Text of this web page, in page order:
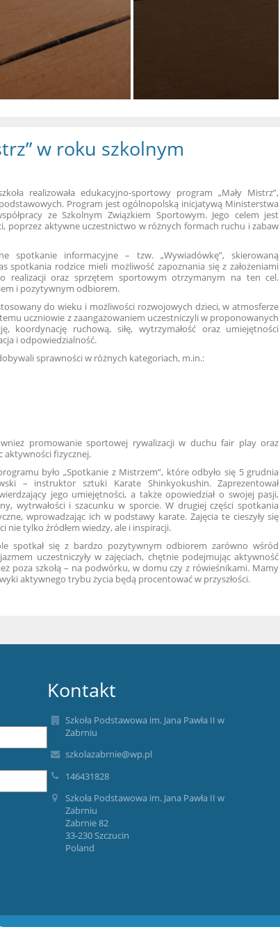
w roku szkolnym
realizowała edukacyjno-sportowy program „Mały Mistrz”,
Program jest ogólnopolską inicjatywą Ministerstwa
ze Szkolnym Związkiem Sportowym. Jego celem jest
poprzez aktywne uczestnictwo w różnych formach ruchu i zabaw
spotkanie informacyjne – tzw. „Wywiadówkę”, skierowaną
spotkania rodzice mieli możliwość zapoznania się z założeniami
realizacji oraz sprzętem sportowym otrzymanym na ten cel.
i pozytywnym odbiorem.
do wieku i możliwości rozwojowych dzieci, w atmosferze
uczniowie z zaangażowaniem uczestniczyli w proponowanych
koordynację ruchową, siłę, wytrzymałość oraz umiejętności
i odpowiedzialność.
sprawności w różnych kategoriach, m.in.:
promowanie sportowej rywalizacji w duchu fair play oraz
fizycznej.
było „Spotkanie z Mistrzem”, które odbyło się 5 grudnia
– instruktor sztuki Karate Shinkyokushin. Zaprezentował
jego umiejętności, a także opowiedział o swojej pasji,
wytrwałości i szacunku w sporcie. W drugiej części spotkania
wprowadzając ich w podstawy karate. Zajęcia te cieszyły się
nie tylko źródłem wiedzy, ale i inspiracji.
spotkał się z bardzo pozytywnym odbiorem zarówno wśród
uczestniczyły w zajęciach, chętnie podejmując aktywność
poza szkołą – na podwórku, w domu czy z rówieśnikami. Mamy
aktywnego trybu życia będą procentować w przyszłości.
Kontakt
Szkoła Podstawowa im. Jana Pawła II w
Zabrniu
szkolazabrnie@wp.pl
146431828
Szkoła Podstawowa im. Jana Pawła II w
Zabrniu
Zabrnie 82
33-230 Szczucin
Poland